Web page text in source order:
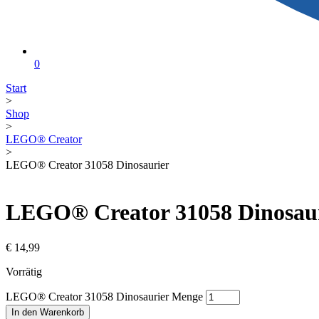
0
Start
>
Shop
>
LEGO® Creator
>
LEGO® Creator 31058 Dinosaurier
LEGO® Creator 31058
€ 14,99
Vorrätig
LEGO® Creator 31058 Dinosaurier Menge
In den Warenkorb